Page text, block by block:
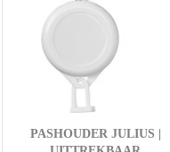
PASHOUDER JULIUS |